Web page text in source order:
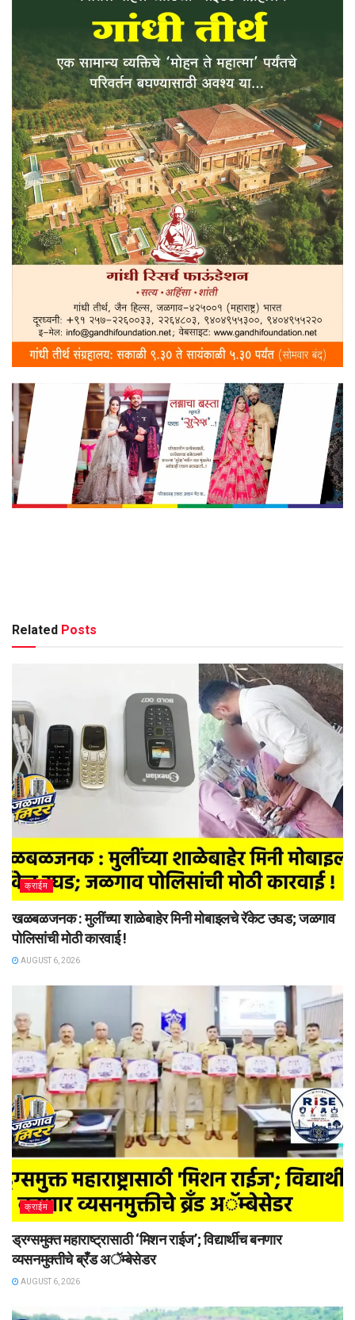
Related Posts
क्राईम
खळबळजनक : मुलींच्या शाळेबाहेर मिनी मोबाइलचे रॅकेट उघड; जळगाव
पोलिसांची मोठी कारवाई !
AUGUST 6, 2026
क्राईम
ड्रग्समुक्त महाराष्ट्रासाठी ‘मिशन राईज’; विद्यार्थीच बनणार
व्यसनमुक्तीचे ब्रँड अॅम्बेसेडर
AUGUST 6, 2026